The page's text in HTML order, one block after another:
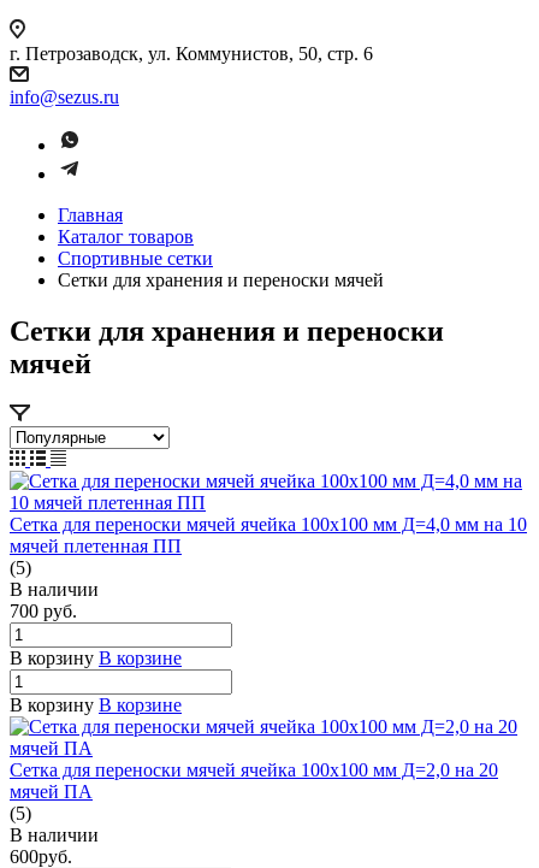
г. Петрозаводск, ул. Коммунистов, 50, стр. 6
info@sezus.ru
Главная
Каталог товаров
Спортивные сетки
Сетки для хранения и переноски мячей
Сетки для хранения и переноски
мячей
Сетка для переноски мячей ячейка 100х100 мм Д=4,0 мм на 10
мячей плетенная ПП
(5)
В наличии
700 руб.
В корзину В корзине
В корзину В корзине
Сетка для переноски мячей ячейка 100х100 мм Д=2,0 на 20
мячей ПА
(5)
В наличии
600руб.